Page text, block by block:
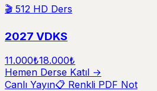
🎬 512 HD Ders
2027 VDKS
11.000₺18.000₺
Hemen Derse Katıl →
Canlı Yayın📋 Renkli PDF Not